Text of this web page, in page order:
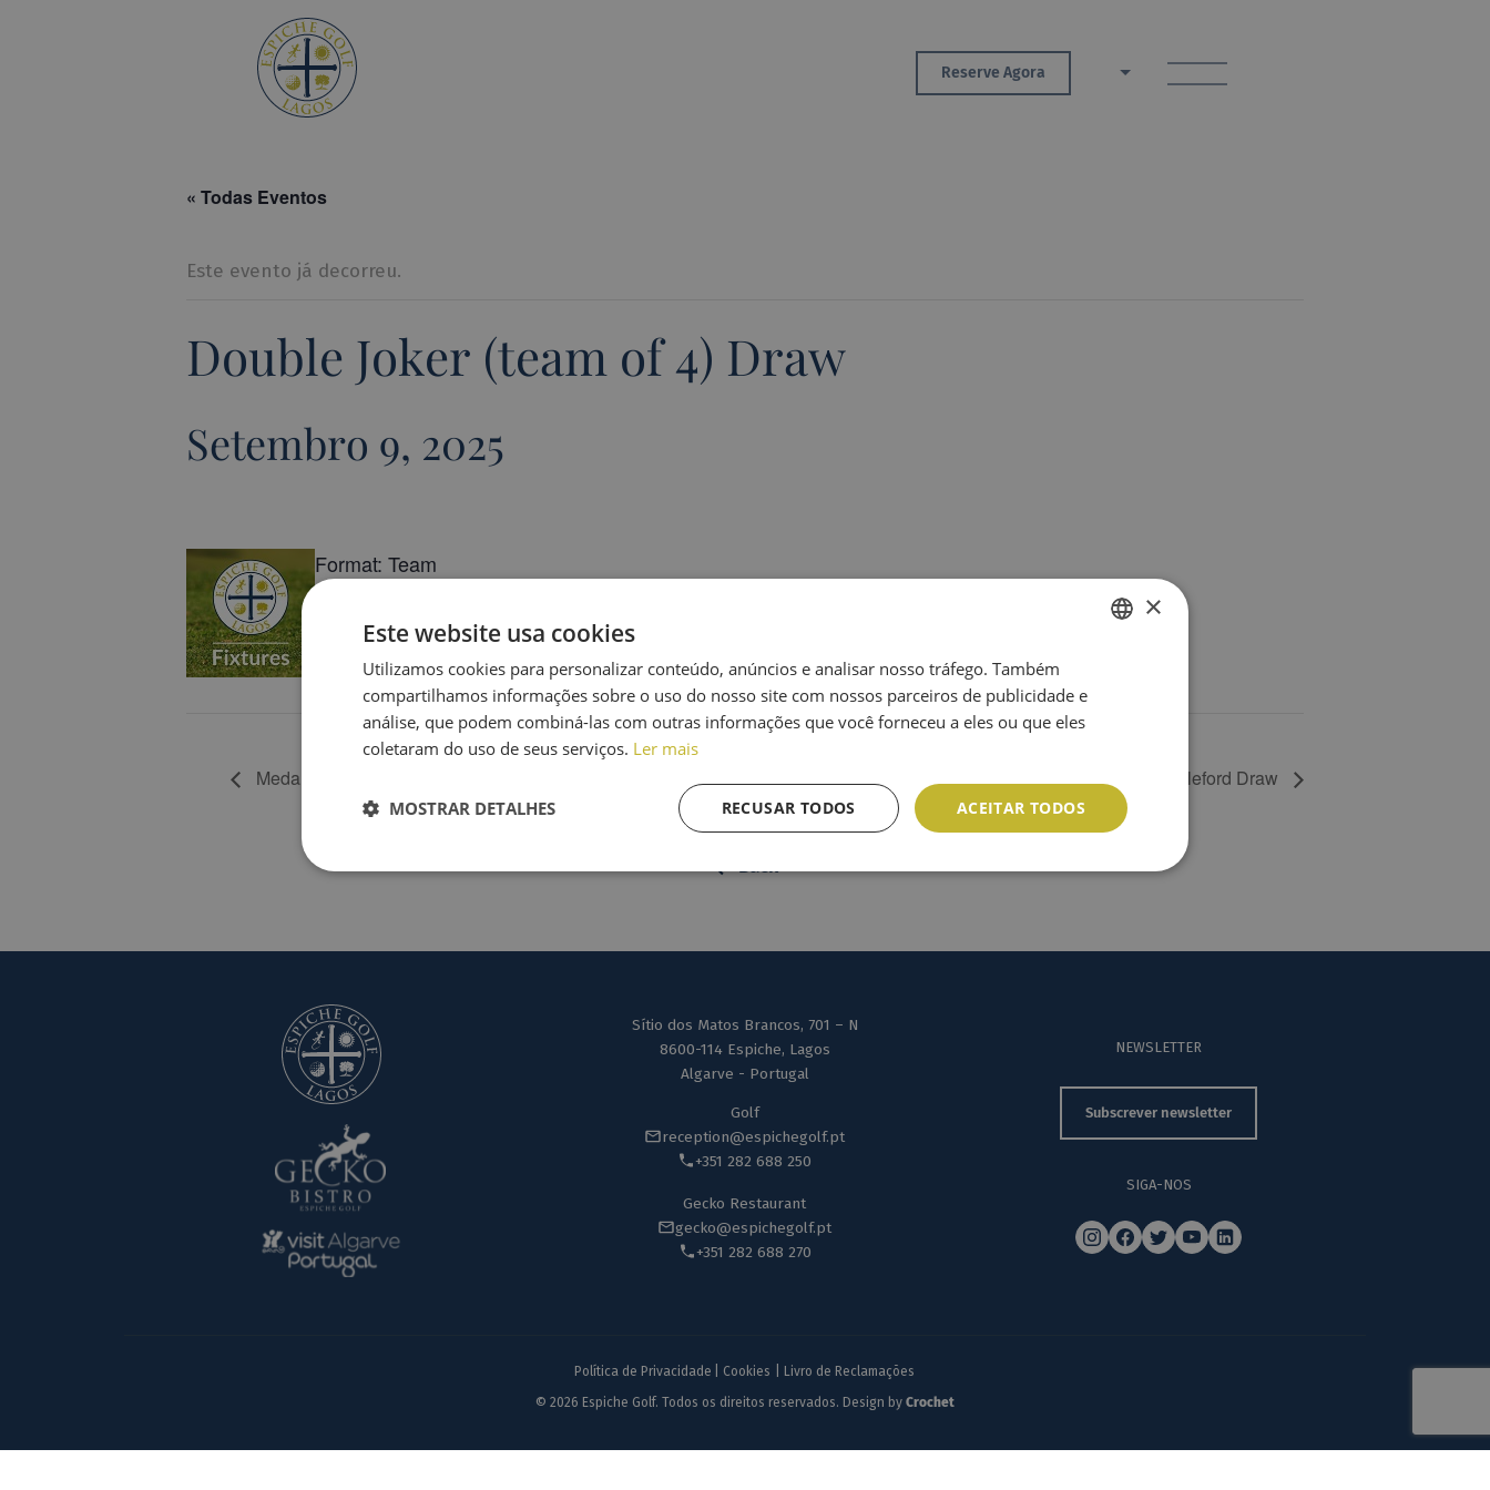
toggle menu
Reserve Agora
« Todas Eventos
Este evento já decorreu.
Double Joker (team of 4) Draw
Setembro 9, 2025
Format: Team
Tees: R/Y
Tee Times: 07h51-09h39
Book Now
Medal hdcp index order – Q Singles Stableford Draw
Back
Sítio dos Matos Brancos, 701 – N
8600-114 Espiche, Lagos
Algarve - Portugal
Golf
reception@espichegolf.pt
+351 282 688 250
Gecko Restaurant
gecko@espichegolf.pt
+351 282 688 270
NEWSLETTER
Subscrever newsletter
SIGA-NOS
Política de Privacidade Cookies Livro de Reclamações
© 2026 Espiche Golf. Todos os direitos reservados. Design by Crochet
×
Este website usa cookies
Utilizamos cookies para personalizar conteúdo, anúncios e analisar nosso tráfego. Também
compartilhamos informações sobre o uso do nosso site com nossos parceiros de publicidade e
análise, que podem combiná-las com outras informações que você forneceu a eles ou que eles
coletaram do uso de seus serviços. Ler mais
ACEITAR TODOS
RECUSAR TODOS
MOSTRAR DETALHES